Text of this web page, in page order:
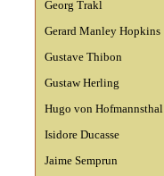
Georg Trakl
Gerard Manley Hopkins
Gustave Thibon
Gustaw Herling
Hugo von Hofmannsthal
Isidore Ducasse
Jaime Semprun